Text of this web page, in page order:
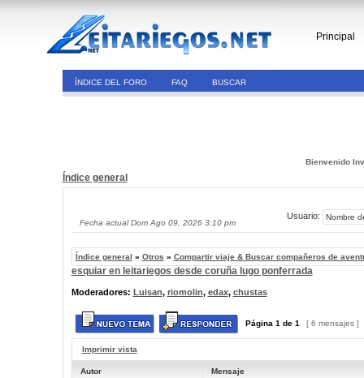
Principal
ÍNDICE DEL FORO FAQ BUSCAR
Bienvenido
Índice general
Fecha actual Dom Ago 09, 2026 3:10 pm
Usuario:
Índice general » Otros » Compartir viaje & Buscar compañeros de
esquiar en leitariegos desde coruña lugo ponferrada
Moderadores: Luisan, riomolin, edax, chustas
Página 1 de 1 [ 6 mensajes ]
Imprimir vista
Autor Mensaje